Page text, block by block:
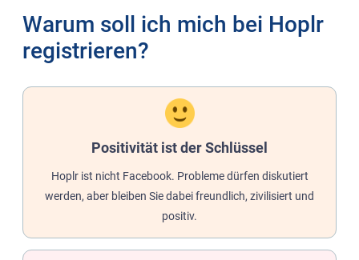
Warum soll ich mich bei Hoplr
registrieren?
Positivität ist der Schlüssel
Hoplr ist nicht Facebook. Probleme dürfen diskutiert
werden, aber bleiben Sie dabei freundlich, zivilisiert und
positiv.